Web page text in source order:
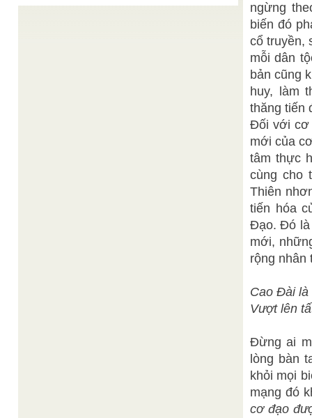
ngừng
biến đó
cổ truyền,
mỗi dân
bản cũng
huy, làm
thăng tiến
Đối với cơ
mới của
tâm thực
cùng cho
Thiên
tiến hóa
Đạo. Đó là
mới,
rộng
Cao Đài là
Vượt lên
Đừng ai
lòng bàn
khỏi mọi
mạng đó
cơ đạo